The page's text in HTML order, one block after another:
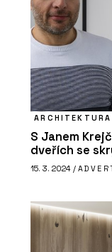
ARCHITEKTURA
S Janem
dveřích se
15. 3. 2024 /